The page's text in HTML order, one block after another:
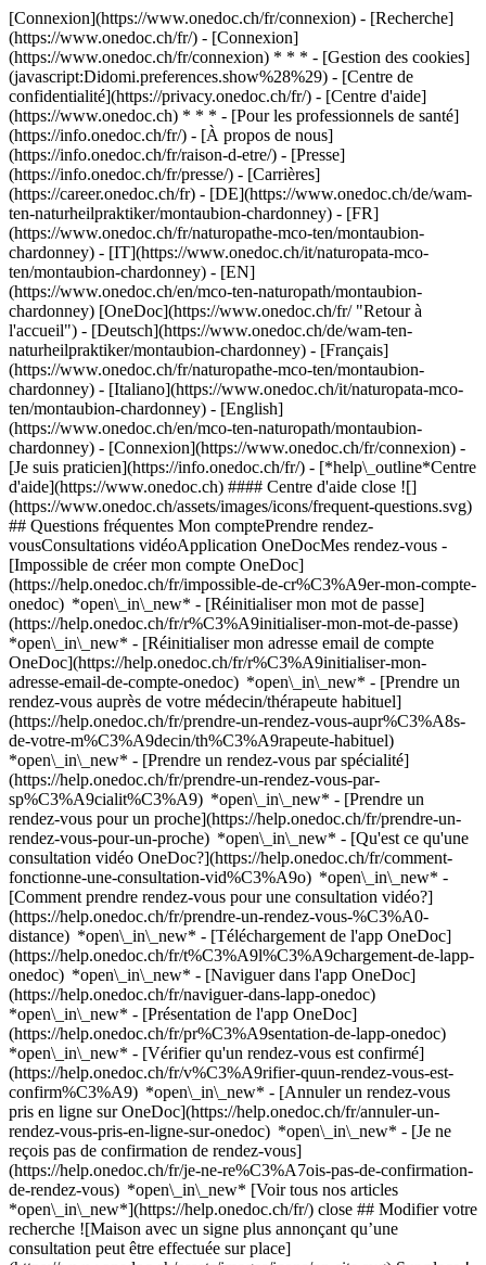
[Connexion](https://www.onedoc.ch/fr/connexion) - [Recherche]
(https://www.onedoc.ch/fr/) - [Connexion]
(https://www.onedoc.ch/fr/connexion) * * * - [Gestion des cookies]
(javascript:Didomi.preferences.show%28%29) - [Centre de
confidentialité](https://privacy.onedoc.ch/fr/) - [Centre d'aide]
(https://www.onedoc.ch) * * * - [Pour les professionnels de santé]
(https://info.onedoc.ch/fr/) - [À propos de nous]
(https://info.onedoc.ch/fr/raison-d-etre/) - [Presse]
(https://info.onedoc.ch/fr/presse/) - [Carrières]
(https://career.onedoc.ch/fr) - [DE](https://www.onedoc.ch/de/wam-
ten-naturheilpraktiker/montaubion-chardonney) - [FR]
(https://www.onedoc.ch/fr/naturopathe-mco-ten/montaubion-
chardonney) - [IT](https://www.onedoc.ch/it/naturopata-mco-
ten/montaubion-chardonney) - [EN]
(https://www.onedoc.ch/en/mco-ten-naturopath/montaubion-
chardonney) [OneDoc](https://www.onedoc.ch/fr/ "Retour à
l'accueil") - [Deutsch](https://www.onedoc.ch/de/wam-ten-
naturheilpraktiker/montaubion-chardonney) - [Français]
(https://www.onedoc.ch/fr/naturopathe-mco-ten/montaubion-
chardonney) - [Italiano](https://www.onedoc.ch/it/naturopata-mco-
ten/montaubion-chardonney) - [English]
(https://www.onedoc.ch/en/mco-ten-naturopath/montaubion-
chardonney) - [Connexion](https://www.onedoc.ch/fr/connexion) -
[Je suis praticien](https://info.onedoc.ch/fr/) - [*help\_outline*Centre
d'aide](https://www.onedoc.ch) #### Centre d'aide close ![]
(https://www.onedoc.ch/assets/images/icons/frequent-questions.svg)
## Questions fréquentes Mon comptePrendre rendez-
vousConsultations vidéoApplication OneDocMes rendez-vous -
[Impossible de créer mon compte OneDoc]
(https://help.onedoc.ch/fr/impossible-de-cr%C3%A9er-mon-compte-
onedoc) *open\_in\_new* - [Réinitialiser mon mot de passe]
(https://help.onedoc.ch/fr/r%C3%A9initialiser-mon-mot-de-passe)
*open\_in\_new* - [Réinitialiser mon adresse email de compte
OneDoc](https://help.onedoc.ch/fr/r%C3%A9initialiser-mon-
adresse-email-de-compte-onedoc) *open\_in\_new* - [Prendre un
rendez-vous auprès de votre médecin/thérapeute habituel]
(https://help.onedoc.ch/fr/prendre-un-rendez-vous-aupr%C3%A8s-
de-votre-m%C3%A9decin/th%C3%A9rapeute-habituel)
*open\_in\_new* - [Prendre un rendez-vous par spécialité]
(https://help.onedoc.ch/fr/prendre-un-rendez-vous-par-
sp%C3%A9cialit%C3%A9) *open\_in\_new* - [Prendre un
rendez-vous pour un proche](https://help.onedoc.ch/fr/prendre-un-
rendez-vous-pour-un-proche) *open\_in\_new* - [Qu'est ce qu'une
consultation vidéo OneDoc?](https://help.onedoc.ch/fr/comment-
fonctionne-une-consultation-vid%C3%A9o) *open\_in\_new* -
[Comment prendre rendez-vous pour une consultation vidéo?]
(https://help.onedoc.ch/fr/prendre-un-rendez-vous-%C3%A0-
distance) *open\_in\_new* - [Téléchargement de l'app OneDoc]
(https://help.onedoc.ch/fr/t%C3%A9l%C3%A9chargement-de-lapp-
onedoc) *open\_in\_new* - [Naviguer dans l'app OneDoc]
(https://help.onedoc.ch/fr/naviguer-dans-lapp-onedoc)
*open\_in\_new* - [Présentation de l'app OneDoc]
(https://help.onedoc.ch/fr/pr%C3%A9sentation-de-lapp-onedoc)
*open\_in\_new* - [Vérifier qu'un rendez-vous est confirmé](https://help.onedoc.ch/fr/v%C3%A9rifier-quun-rendez-vous-est-confirm%C3%A9) *open\_in\_new* - [Annuler un rendez-vous pris en ligne sur OneDoc](https://help.onedoc.ch/fr/annuler-un-rendez-vous-pris-en-ligne-sur-onedoc) *open\_in\_new* - [Je ne reçois pas de confirmation de rendez-vous](https://help.onedoc.ch/fr/je-ne-re%C3%A7ois-pas-de-confirmation-de-rendez-vous) *open\_in\_new* [Voir tous nos articles *open\_in\_new*](https://help.onedoc.ch/fr/) close ## Modifier votre recherche ![Maison avec un signe plus annonçant qu’une consultation peut être effectuée sur place](https://www.onedoc.ch/assets/images/icons/on-site.svg) Sur place ![Caméra avec un symbole lecture annonçant qu’une consultation peut être effectuée à distance en vidéo](https://www.onedoc.ch/assets/images/icons/remote.svg) À distance Rechercher #### Spécialités #### Praticiens #### Établissements edit Naturopathe MCO/TEN à Montaubion-Chardonney tune Filtrer par Nouveaux patients*keyboard\_arrow\_down* - Acceptés*check\_circle* Langue parlée*keyboard\_arrow\_down* - Allemand*check\_circle* - Anglais*check\_circle* - Arabe*check\_circle* - Espagnol*check\_circle* - Français*check\_circle* - Italien*check\_circle* - Portugais*check\_circle* - Russe*check\_circle* - Serbe*check\_circle* Sexe*keyboard\_arrow\_down* - Femme*check\_circle* - Homme*check\_circle* Réseau*keyboard\_arrow\_down* - ASCA*check\_circle* - RME*check\_circle* - NVS*check\_circle* - APTN*check\_circle* Disponibilité*keyboard\_arrow\_down* - Disponible aujourdhui*check\_circle* - Dans les 3 prochains jours*check\_circle* - Dans les 7 prochains jours*check\_circle* - Dans les 14 prochains jours*check\_circle* # __Naturopathe MCO/TEN__ à __Montaubion-Chardonney__: prenez rendez-vous en ligne aujourd'hui ## 1 résultat à Montaubion-Chardonney [![Mme Maude Robert, thérapeute en drainage lymphatique à Montaubion-Chardonney](https://assets.onedoc.ch/images/users/55bd65530219fc27e12d4bcd59f342f888bc2f9238c52750d4e581a3e7f28d85-small.jpg "Mme Maude Robert, thérapeute en drainage lymphatique à Montaubion-Chardonney")](https://www.onedoc.ch/fr/therapeute-en-drainage-lymphatique/montaubion-chardonney/pckks/maude-robert) ### [Mme Maude Robert](https://www.onedoc.ch/fr/therapeute-en-drainage-lymphatique/montaubion-chardonney/pckks/maude-robert) ![Badge indiquant un profil vérifié](https://www.onedoc.ch/assets/images/icons/checkmark.svg) [Thérapeute en drainage lymphatique](https://www.onedoc.ch/fr/therapeute-en-drainage-lymphatique/montaubion-chardonney), Naturopathe MCO/TEN Natura Terre Happy Place du Collège 2 1041 Montaubion-Chardonney ![Mme Maude Robert est affiliée au réseau ASCA](https://assets.onedoc.ch/images/networks/logos/496d325fd4282f2f0a46197dd629fd16fcd2d324839e441a2a65aaa74df08a15-small.png)![Mme Maude Robert est affiliée au réseau RME](https://assets.onedoc.ch/images/networks/logos/a202aabd14cdddb5ff03205af2481fb805645ff903773c55a6c572d22f23762e-small.png) ![Icône patient avec un signe plus annonçant que le professionnel accepte de nouveaux patients](https://www.onedoc.ch/assets/images/icons/new-patients.svg)Accepte les nouveaux patients [Réserver un RDV](https://www.onedoc.ch/fr/therapeute-en-drainage-lymphatique/montaubion-chardonney/pckks/maude-robert) *chevron\_left* mer. 05 août *chevron\_right* Voir plus de rendez-vous *error\_outline* Une erreur s'est produite lors du chargement des disponibilités [Réessayer](https://www.onedoc.ch) ## __Naturopathes MCO/TEN__: d'autres spécialistes sont réservables en ligne dans les environs de __Montaubion-Chardonney__ [![Mme Débora Johannot, naturopathe MCO/TEN à Echallens](https://assets.onedoc.ch/images/users/30af4cf20989fab5d6e99924f75878641bb068f718a72a47184fda02f7e3fa2a-small.jpg "Mme Débora Johannot, naturopathe MCO/TEN à Echallens")](https://www.onedoc.ch/fr/naturopathe-mco-ten/echallens/pc4p6/debora-johannot) ### [Mme Débora Johannot](https://www.onedoc.ch/fr/naturopathe-mco-ten/echallens/pc4p6/debora-johannot) ![Badge indiquant un profil vérifié](https://www.onedoc.ch/assets/images/icons/checkmark.svg) [Naturopathe MCO/TEN](https://www.onedoc.ch/fr/naturopathe-mco-ten/echallens) Cabinet des Sages-femmes du Bourg Route de Lausanne 31 1040 Echallens ![Mme Débora Johannot est affiliée au réseau ASCA](https://assets.onedoc.ch/images/networks/logos/496d325fd4282f2f0a46197dd629fd16fcd2d324839e441a2a65aaa74df08a15-small.png) ![Icône patient avec un signe plus annonçant que le professionnel accepte de nouveaux patients](https://www.onedoc.ch/assets/images/icons/new-patients.svg)Accepte les nouveaux patients [Réserver un RDV](https://www.onedoc.ch/fr/naturopathe-mco-ten/echallens/pc4p6/debora-johannot) *chevron\_left* mer. 05 août *chevron\_right* Voir plus de rendez-vous *error\_outline* Une erreur s'est produite lors du chargement des disponibilités [Réessayer](https://www.onedoc.ch) [![Dr. Patrick Sebbagh, acupuncteur à Cheseaux-sur-Lausanne](https://www.onedoc.ch/assets/images/male.png "Dr. Patrick Sebbagh, acupuncteur à Cheseaux-sur-Lausanne")](https://www.onedoc.ch/fr/acupuncteur/cheseaux-sur-lausanne/pcjwa/dr-patrick-sebbagh) ### [Dr. Patrick Sebbagh](https://www.onedoc.ch/fr/acupuncteur/cheseaux-sur-lausanne/pcjwa/dr-patrick-sebbagh) [Acupuncteur](https://www.onedoc.ch/fr/acupuncteur/cheseaux-sur-lausanne), [Naturopathe MCO/TEN](https://www.onedoc.ch/fr/naturopathe-mco-ten/cheseaux-sur-lausanne) [Institut des deux sources](https://www.onedoc.ch/fr/cabinet-paramedical/cheseaux-sur-lausanne/e6ie/institut-des-deux-sources) Chemin des Grands Champs 9 1033 Cheseaux-sur-Lausanne ![Dr. Patrick Sebbagh est affilié au réseau ASCA](https://assets.onedoc.ch/images/networks/logos/496d325fd4282f2f0a46197dd629fd16fcd2d324839e441a2a65aaa74df08a15-small.png)![Dr. Patrick Sebbagh est affilié au réseau RME](https://assets.onedoc.ch/images/networks/logos/a202aabd14cdddb5ff03205af2481fb805645ff903773c55a6c572d22f23762e-small.png) ![Icône patient avec un signe plus annonçant que le professionnel accepte de nouveaux patients](https://www.onedoc.ch/assets/images/icons/new-patients.svg)Accepte les nouveaux patients [Réserver un RDV](https://www.onedoc.ch/fr/acupuncteur/cheseaux-sur-lausanne/pcjwa/dr-patrick-sebbagh) *chevron\_left* mer. 05 août *chevron\_right* Voir plus de rendez-vous *error\_outline* Une erreur s'est produite lors du chargement des disponibilités [Réessayer](https://www.onedoc.ch) [![Mme Emilie Winzer, naturopathe MCO/TEN à Le Mont-sur-Lausanne](https://assets.onedoc.ch/images/users/4de533049974a9c92cf33df99cb6af64c1fffb3f34e98795bb82a44284c74e09-small.jpg "Mme Emilie Winzer, naturopathe MCO/TEN à Le Mont-sur-Lausanne")](https://www.onedoc.ch/fr/naturopathe-mco-ten/le-mont-sur-lausanne/pczqx/emilie-winzer) ### [Mme Emilie Winzer](https://www.onedoc.ch/fr/naturopathe-mco-ten/le-mont-sur-lausanne/pczqx/emilie-winzer) ![Badge indiquant un profil vérifié](https://www.onedoc.ch/assets/images/icons/checkmark.svg) [Naturopathe MCO/TEN](https://www.onedoc.ch/fr/naturopathe-mco-ten/le-mont-sur-lausanne) Cabinet Mont-sur-Lausanne Surface Flottaison En Budron E1 1052 Le Mont-sur-Lausanne ![Mme Emilie Winzer est affiliée au réseau ASCA](https://assets.onedoc.ch/images/networks/logos/496d325fd4282f2f0a46197dd629fd16fcd2d324839e441a2a65aaa74df08a15-small.png)![Mme Emilie Winzer est affiliée au réseau RME](https://assets.onedoc.ch/images/networks/logos/a202aabd14cdddb5ff03205af2481fb805645ff903773c55a6c572d22f23762e-small.png) ![Icône patient avec un signe plus annonçant que le professionnel accepte de nouveaux patients](https://www.onedoc.ch/assets/images/icons/new-patients.svg)Accepte les nouveaux patients [Réserver un RDV](https://www.onedoc.ch/fr/naturopathe-mco-ten/le-mont-sur-lausanne/pczqx/emilie-winzer) [![Mme Olaya Torea, naturopathe MCO/TEN à Le Mont-sur-Lausanne](https://assets.onedoc.ch/images/users/f48961799f61ba4f286996ab618159409674b69b6f78c125a9c632686bb0e4b9-small.jpg "Mme Olaya Torea, naturopathe MCO/TEN à Le Mont-sur-Lausanne")](https://www.onedoc.ch/fr/naturopathe-mco-ten/le-mont-sur-lausanne/pco0j/olaya-torea) ### [Mme Olaya Torea](https://www.onedoc.ch/fr/naturopathe-mco-ten/le-mont-sur-lausanne/pco0j/olaya-torea) ![Badge indiquant un profil vérifié](https://www.onedoc.ch/assets/images/icons/checkmark.svg) [Naturopathe MCO/TEN](https://www.onedoc.ch/fr/naturopathe-mco-ten/le-mont-sur-lausanne) Consultation à domicile Route du Grand-Mont 1052 Le Mont-sur-Lausanne ![Mme Olaya Torea est affiliée au réseau RME](https://assets.onedoc.ch/images/networks/logos/a202aabd14cdddb5ff03205af2481fb805645ff903773c55a6c572d22f23762e-small.png) ![Icône patient avec un signe plus annonçant que le professionnel accepte de nouveaux patients](https://www.onedoc.ch/assets/images/icons/new-patients.svg)Accepte les nouveaux patients [Réserver un RDV](https://www.onedoc.ch/fr/naturopathe-mco-ten/le-mont-sur-lausanne/pco0j/olaya-torea) [![Mme Sarah Del Boca, naturopathe MCO/TEN à Cheseaux-sur-Lausanne](https://assets.onedoc.ch/images/users/2de4070dbfc72a77260547e4356f2a2444f7788183fa4c300c4caa1b70cd1c27-small.jpg "Mme Sarah Del Boca, naturopathe MCO/TEN à Cheseaux-sur-Lausanne")](https://www.onedoc.ch/fr/naturopathe-mco-ten/cheseaux-sur-lausanne/pcrv9/sarah-del-boca) ### [Mme Sarah Del Boca](https://www.onedoc.ch/fr/naturopathe-mco-ten/cheseaux-sur-lausanne/pcrv9/sarah-del-boca) ![Badge indiquant un profil vérifié](https://www.onedoc.ch/assets/images/icons/checkmark.svg) [Naturopathe MCO/TEN](https://www.onedoc.ch/fr/naturopathe-mco-ten/cheseaux-sur-lausanne) Cabinet – Cheseaux-sur-Lausanne Chemin de Sorécot 33 1033 Cheseaux-sur-Lausanne ![Mme Sarah Del Boca est affiliée au réseau RME](https://assets.onedoc.ch/images/networks/logos/a202aabd14cdddb5ff03205af2481fb805645ff903773c55a6c572d22f23762e-small.png) ![Icône patient avec un signe plus annonçant que le professionnel accepte de nouveau